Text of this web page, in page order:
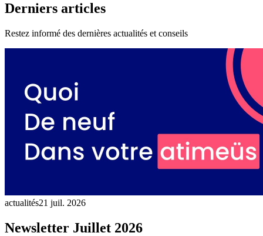
Derniers articles
Restez informé des dernières actualités et conseils
actualités21 juil. 2026
Newsletter Juillet 2026